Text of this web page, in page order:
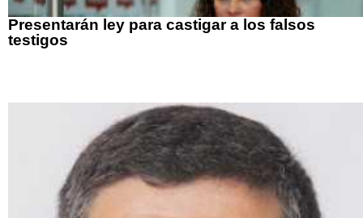
Presentarán ley para castigar a los falsos
testigos